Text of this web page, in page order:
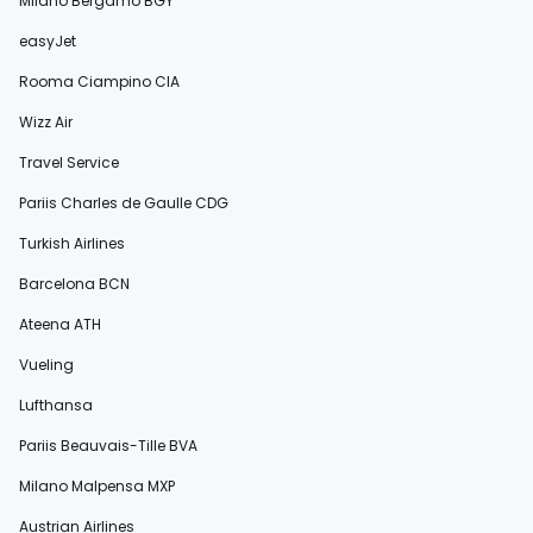
easyJet
Rooma Ciampino CIA
Wizz Air
Travel Service
Pariis Charles de Gaulle CDG
Turkish Airlines
Barcelona BCN
Ateena ATH
Vueling
Lufthansa
Pariis Beauvais-Tille BVA
Milano Malpensa MXP
Austrian Airlines